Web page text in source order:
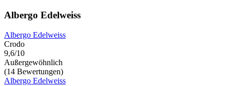
Albergo Edelweiss
Albergo Edelweiss
Crodo
9,6/10
Außergewöhnlich
(14 Bewertungen)
Albergo Edelweiss